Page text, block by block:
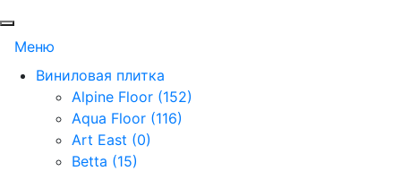
Меню
Виниловая плитка
Alpine Floor (152)
Aqua Floor (116)
Art East (0)
Betta (15)